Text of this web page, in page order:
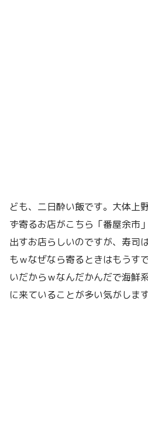
ども、二日酔い飯です。大体上
ず寄るお店がこちら「番屋余市
出すお店らしいのですが、寿司
もｗなぜなら寄るときはもうす
いだからｗなんだかんだで海鮮
に来ていることが多い気がします